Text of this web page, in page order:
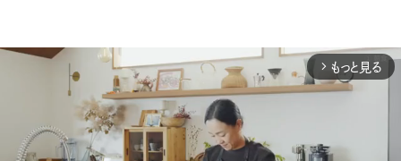
arrow_forward_ios もっと見る